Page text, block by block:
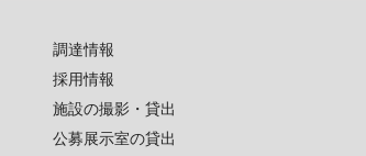
調達情報
採用情報
施設の撮影・貸出
公募展示室の貸出